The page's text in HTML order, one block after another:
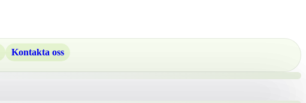
Kontakta oss